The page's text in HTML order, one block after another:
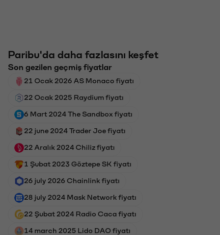
Paribu'da daha fazlasını keşfet
Son gezilen geçmiş fiyatlar
21 Ocak 2026 AS Monaco fiyatı
22 Ocak 2025 Raydium fiyatı
6 Mart 2024 The Sandbox fiyatı
22 june 2024 Trader Joe fiyatı
22 Aralık 2024 Chiliz fiyatı
1 Şubat 2023 Göztepe SK fiyatı
26 july 2026 Chainlink fiyatı
28 july 2024 Mask Network fiyatı
22 Şubat 2024 Radio Caca fiyatı
14 march 2025 Lido DAO fiyatı